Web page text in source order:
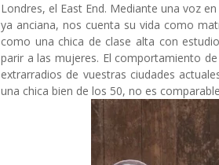
Londres, el East End. Mediante una voz
ya anciana, nos cuenta su vida como
como una chica de clase alta con
parir a las mujeres. El comportamiento
extrarradios de vuestras ciudades
una chica bien de los 50, no es